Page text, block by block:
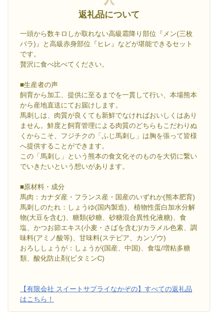
返礼品について
一頭から数キロしか取れない高級霜降り部位『メン(三枚
バラ)』と高級赤身部位『ヒレ』などが堪能できるセット
です。
贅沢に食べ比べてください。
■生産者の声
飼育から加工、提供に至るまでを一貫して行い、本場熊本
から産地直送にてお届けします。
馬刺しは、肉質が良くても新鮮でなければおいしくはあり
ません。鮮度と飼育管理による肉質のどちらもこだわりぬ
くからこそ、フジチクの「ふじ馬刺し」は胸を張って皆様
へ提供することができます。
この「馬刺し」という熊本の食文化そのものを大切に繋い
でいきたいという想いがあります。
■原材料・成分
馬肉：カナダ産・フランス産・国産のいずれか(熊本肥育)
馬刺しのたれ：しょうゆ(国内製造)、植物性蛋白加水分解
物(大豆を含む)、糖類(砂糖、砂糖混合異性化液糖)、食
塩、かつお節エキス(小麦・さばを含む)/カラメル色素、調
味料(アミノ酸等)、甘味料(ステビア、カンゾウ)
おろししょうが：しょうが(国産、中国)、食塩/増粘多糖
類、酸化防止剤(ビタミンC)
【有限会社 スイートサプライなかぞの】すべての返礼品
はこちら！